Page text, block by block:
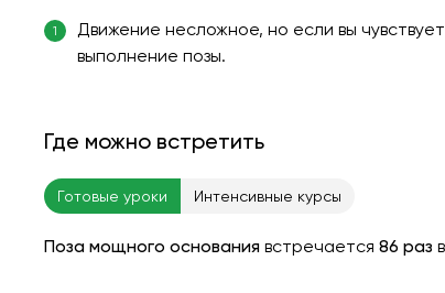
1
Движение несложное, но если вы
выполнение позы.
Где можно встретить
Готовые уроки Интенсивные курсы
Поза мощного основания встречается 86 раз